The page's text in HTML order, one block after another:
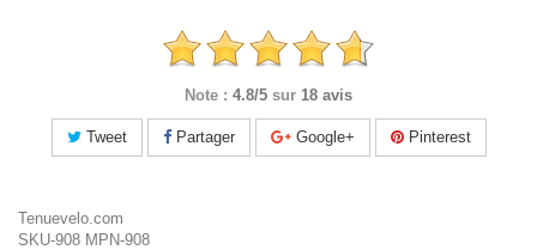
Note : 4.8/5 sur 18 avis
Tweet Partager Google+ Pinterest
Tenuevelo.com
SKU-908 MPN-908